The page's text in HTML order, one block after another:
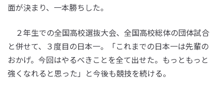
面が決まり、一本勝ちした。
２年生での全国高校選抜大会、全国高校総体の団体試合
と併せて、３度目の日本一。「これまでの日本一は先輩の
おかげ。今回はやるべきことを全て出せた。もっともっと
強くなれると思った」と今後も競技を続ける。